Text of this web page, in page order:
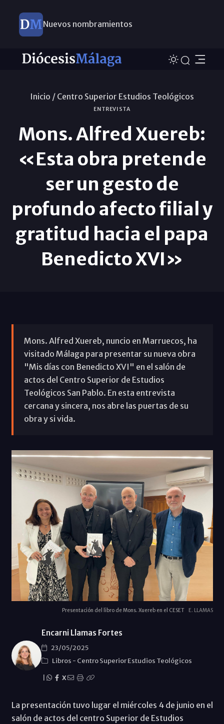
Nuevos nombramientos
Inicio / Centro Superior Estudios Teológicos
ENTREVISTA
Mons. Alfred Xuereb:
«Esta obra pretende
ser un gesto de
profundo afecto filial y
gratitud hacia el papa
Benedicto XVI»
Mons. Alfred Xuereb, nuncio en Marruecos, ha
visitado Málaga para presentar su nueva obra
"Mis días con Benedicto XVI" en el salón de
actos del Centro Superior de Estudios
Teológicos San Pablo. En esta entrevista
cercana y sincera, nos abre las puertas de su
obra y si vida.
Presentación del libro de Mons. Xuereb en el CESET E. LLAMAS
Encarni Llamas Fortes
23/05/2025
Libros - Centro Superior Estudios Teológicos
X
La presentación tuvo lugar el miércoles 4 de junio en el
salón de actos del centro Superior de Estudios